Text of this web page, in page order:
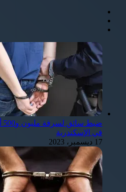
في الإسكندرية
17 ديسمبر، 2023